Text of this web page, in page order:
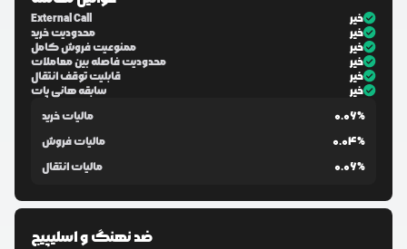
External Call
خیر
محدودیت خرید
خیر
ممنوعیت فروش کامل
خیر
محدودیت فاصله بین معاملات
خیر
قابلیت توقف انتقال
خیر
سابقه هانی پات
خیر
مالیات خرید
0.06%
مالیات فروش
0.04%
مالیات انتقال
0.06%
ضد نهنگ و اسلیپیج